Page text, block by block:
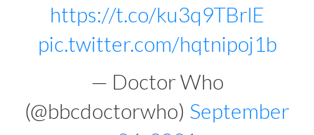
https://t.co/ku3q9TBrlE
pic.twitter.com/hqtnipoj1b
— Doctor Who
(@bbcdoctorwho) September